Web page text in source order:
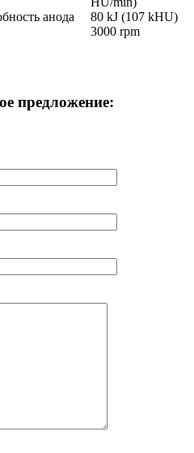
анода
80 kJ (107 kHU)
3000 rpm
предложение: